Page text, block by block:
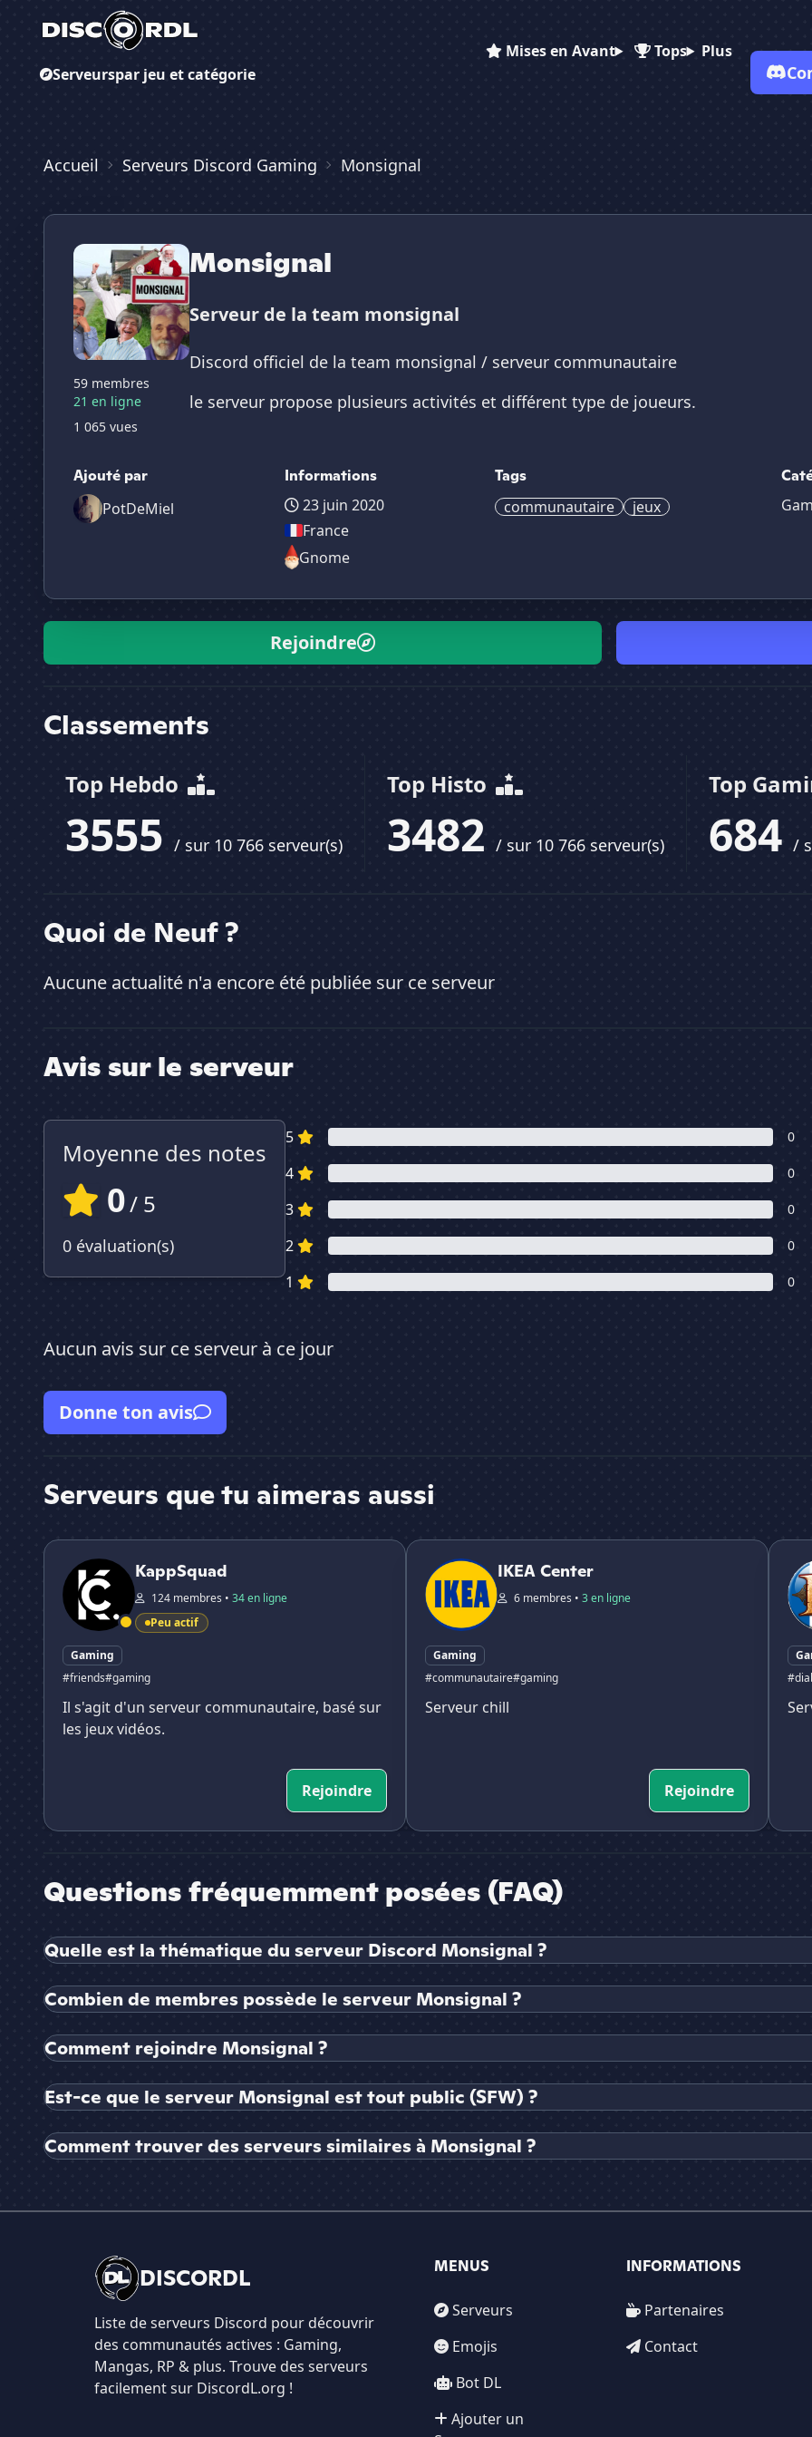
Serveurspar jeu et catégorie
Mises en Avant Tops Plus
Accueil Serveurs Discord Gaming Monsignal
59 membres
21 en ligne
1 065 vues
Monsignal
Serveur de la team monsignal
Discord officiel de la team monsignal / serveur communautaire
le serveur propose plusieurs activités et différent type de joueurs.
Ajouté par
PotDeMiel
Informations
23 juin 2020
France
Gnome
Tags
communautaire jeux
Rejoindre
Classements
Top Hebdo
3555 / sur 10 766 serveur(s)
Top Histo
3482 / sur 10 766 serveur(s)
Top
684 /
Quoi de Neuf ?
Aucune actualité n'a encore été publiée sur ce serveur
Avis sur le serveur
Moyenne des notes
0/ 5
0 évaluation(s)
5 0
4 0
3 0
2 0
1 0
Aucun avis sur ce serveur à ce jour
Donne ton avis
Serveurs que tu aimeras aussi
KappSquad
KappSquad
124 membres • 34 en ligne
Peu actif
Gaming
#friends#gaming
Il s'agit d'un serveur communautaire, basé sur
les jeux vidéos.
Rejoindre
IKEA Center
IKEA Center
6 membres • 3 en ligne
Gaming
#communautaire#gaming
Serveur chill
Rejoindre
Diablo
Questions fréquemment posées (FAQ)
Quelle est la thématique du serveur Discord Monsignal ?
Combien de membres possède le serveur Monsignal ?
Comment rejoindre Monsignal ?
Est-ce que le serveur Monsignal est tout public (SFW) ?
Comment trouver des serveurs similaires à Monsignal ?
DISCORDL
Liste de serveurs Discord pour découvrir
des communautés actives : Gaming,
Mangas, RP & plus. Trouve des serveurs
facilement sur DiscordL.org !
MENUS
Serveurs
Emojis
Bot DL
Ajouter un
INFORMATIONS
Partenaires
Contact